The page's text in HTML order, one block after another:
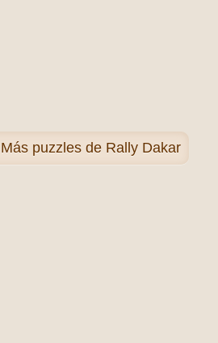
Más puzzles de Rally Dakar